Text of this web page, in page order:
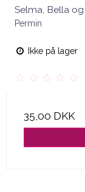
Selma, Bella
Permin
Ikke på lager
35,00 DKK